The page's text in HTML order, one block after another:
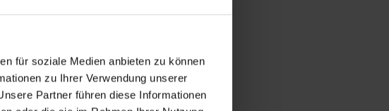
für soziale Medien anbieten zu können
zu Ihrer Verwendung unserer
Partner führen diese Informationen